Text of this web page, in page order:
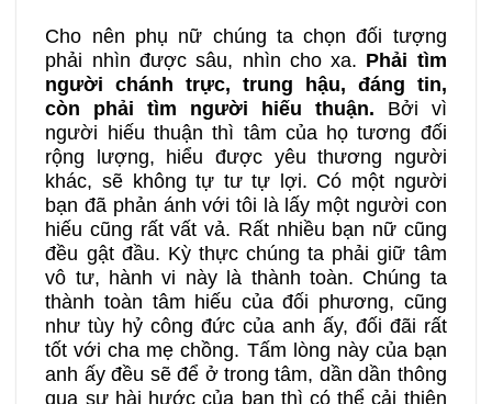
Cho nên phụ nữ chúng ta chọn đối tượng
phải nhìn được sâu, nhìn cho xa. Phải tìm
người chánh trực, trung hậu, đáng tin,
còn phải tìm người hiếu thuận. Bởi vì
người hiếu thuận thì tâm của họ tương đối
rộng lượng, hiểu được yêu thương người
khác, sẽ không tự tư tự lợi. Có một người
bạn đã phản ánh với tôi là lấy một người con
hiếu cũng rất vất vả. Rất nhiều bạn nữ cũng
đều gật đầu. Kỳ thực chúng ta phải giữ tâm
vô tư, hành vi này là thành toàn. Chúng ta
thành toàn tâm hiếu của đối phương, cũng
như tùy hỷ công đức của anh ấy, đối đãi rất
tốt với cha mẹ chồng. Tấm lòng này của bạn
anh ấy đều sẽ để ở trong tâm, dần dần thông
qua sự hài hước của bạn thì có thể cải thiện